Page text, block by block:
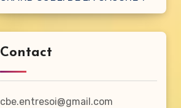
Contact
cbe.entresoi@gmail.com